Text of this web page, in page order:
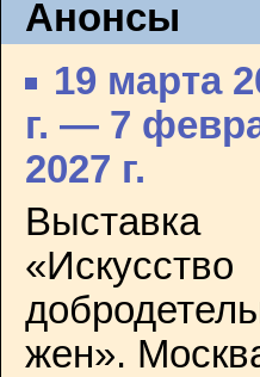
Анонсы
19 марта
г. — 7
2027 г.
Выставка
«Искусство
жен».